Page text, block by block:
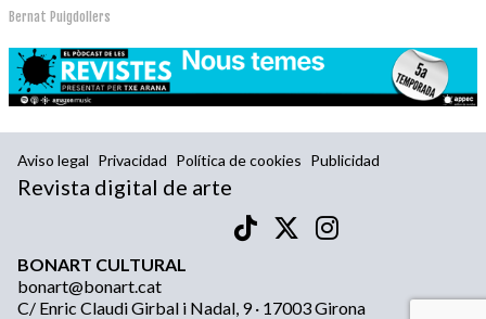
Bernat Puigdollers
Aviso legal Privacidad Política de cookies Publicidad
Revista digital de arte
BONART CULTURAL
bonart@bonart.cat
C/ Enric Claudi Girbal i Nadal, 9 · 17003 Girona